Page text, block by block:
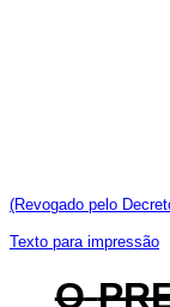
(Revogado pelo
Texto para impressão
O